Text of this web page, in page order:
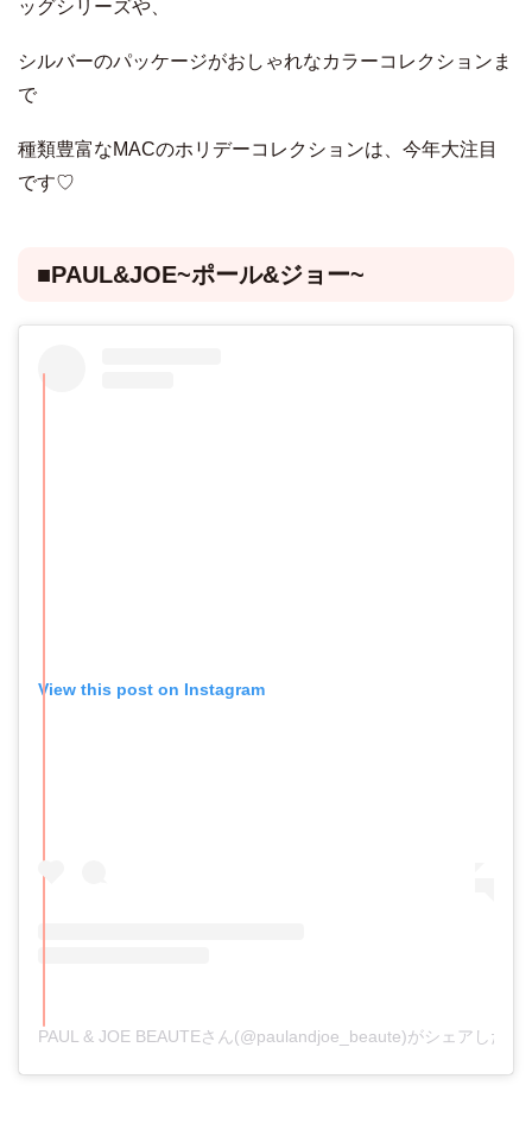
ッグシリーズや、
シルバーのパッケージがおしゃれなカラーコレクションま
で
種類豊富なMACのホリデーコレクションは、今年大注目
です♡
■PAUL&JOE~ポール&ジョー~
View this post on Instagram
PAUL & JOE BEAUTEさん(@paulandjoe_beaute)がシェアした投